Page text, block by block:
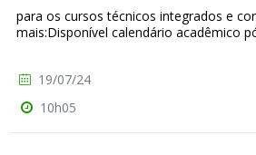
para os cursos técnicos integrados e
mais:Disponível calendário acadêmico
19/07/24
10h05